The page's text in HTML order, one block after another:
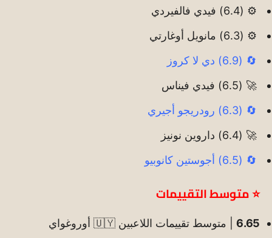
⚙️ (6.4) فيدي فالفيردي
⚙️ (6.3) مانويل أوغارتي
🔄 (6.9) دي لا كروز
🚀 (6.5) فيدي فيناس
🔄 (6.3) رودريجو أجيري
🚀 (6.4) داروين نونيز
🔄 (6.5) أجوستين كانوبيو
⭐ متوسط التقييمات
6.65 | متوسط تقييمات اللاعبين 🇺🇾 أوروغواي